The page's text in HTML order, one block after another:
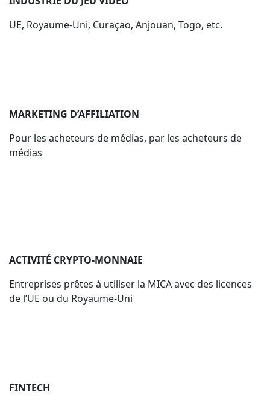
UE, Royaume-Uni, Curaçao, Anjouan, Togo, etc.
MARKETING D’AFFILIATION
Pour les acheteurs de médias, par les acheteurs de
médias
ACTIVITÉ CRYPTO-MONNAIE
Entreprises prêtes à utiliser la MICA avec des licences
de l’UE ou du Royaume-Uni
FINTECH